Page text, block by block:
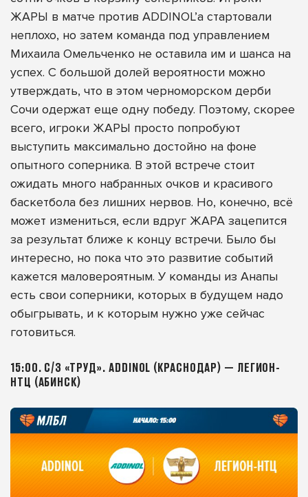
ЖАРЫ в матче против ADDINOL’а стартовали
неплохо, но затем команда под управлением
Михаила Омельченко не оставила им и шанса на
успех. С большой долей вероятности можно
утверждать, что в этом черноморском дерби
Сочи одержат еще одну победу. Поэтому, скорее
всего, игроки ЖАРЫ просто попробуют
выступить максимально достойно на фоне
опытного соперника. В этой встрече стоит
ожидать много набранных очков и красивого
баскетбола без лишних нервов. Но, конечно, всё
может измениться, если вдруг ЖАРА зацепится
за результат ближе к концу встречи. Было бы
интересно, но пока что это развитие событий
кажется маловероятным. У команды из Анапы
есть свои соперники, которых в будущем надо
обыгрывать, и к которым нужно уже сейчас
готовиться.
15:00. С/З «ТРУД». ADDINOL (КРАСНОДАР) — ЛЕГИОН-
НТЦ (АБИНСК)